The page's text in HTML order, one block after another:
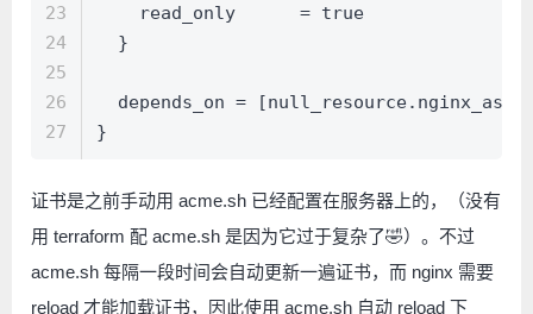
23
24
25
26
27
    read_only      = true
  }
depends_on =
}
证书是之前手动用 acme.sh 已经配置在服务器上的，（没有
用 terraform 配 acme.sh 是因为它过于复杂了🤣）。不过
acme.sh 每隔一段时间会自动更新一遍证书，而 nginx 需要
reload 才能加载证书，因此使用 acme.sh 自动 reload 下